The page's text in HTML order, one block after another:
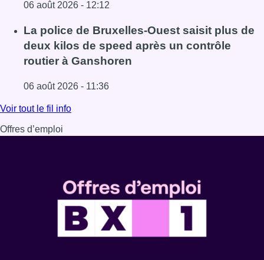
06 août 2026 - 12:12
Lire l'article Le trafic ferroviaire adapté à Bruxelles du 8
La police de Bruxelles-Ouest saisit plus de
deux kilos de speed après un contrôle
routier à Ganshoren
06 août 2026 - 11:36
Lire l'article La police de Bruxelles-Ouest saisit plus de
Voir tout le fil info
Offres d’emploi